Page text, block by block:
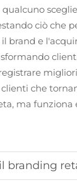
ciò che
brand e
che
ma
branding